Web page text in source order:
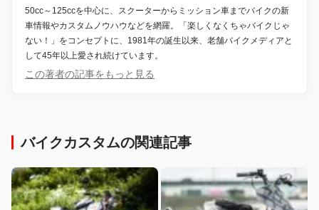
50cc～125ccを中心に、スクーターからミッション車までバイクの新
車情報やカスタムノウハウなどを網羅。「楽しくなくちゃバイクじゃ
ない！」をコンセプトに、1981年の誕生以来、老舗バイクメディアと
して45年以上愛され続けています。
この著者の記事をもっと見る
バイクカスタムの関連記事